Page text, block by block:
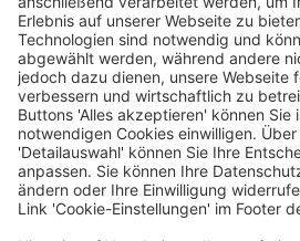
IHRE
Programm & Projektleitung
Irina Kolev
irina.kolev@dfvcg.de